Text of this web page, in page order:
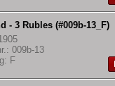
- 3 Rubles (#009b-13_F)
009b-13
F